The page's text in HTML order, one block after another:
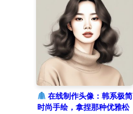
在线制作头像：韩系极简
时尚手绘，拿捏那种优雅松